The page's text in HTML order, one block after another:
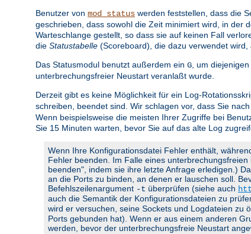
Benutzer von mod_status werden feststellen, dass die
geschrieben, dass sowohl die Zeit minimiert wird, in der
Warteschlange gestellt, so dass sie auf keinen Fall
die Statustabelle (Scoreboard), die dazu verwendet
Das Statusmodul benutzt außerdem ein G, um
unterbrechungsfreier Neustart veranlaßt wurde.
Derzeit gibt es keine Möglichkeit für ein Log-
schreiben, beendet sind. Wir schlagen vor, dass Sie
Wenn beispielsweise die meisten Ihrer Zugriffe bei
Sie 15 Minuten warten, bevor Sie auf das alte Log
Wenn Ihre Konfigurationsdatei Fehler enthält,
Fehler beenden. Im Falle eines
beenden", indem sie ihre letzte Anfrage erledigen.)
an die Ports zu binden, an denen er lauschen soll.
Befehlszeilenargument -t überprüfen (siehe auch
auch die Semantik der Konfigurationsdateien zu
wird er versuchen, seine Sockets und Logdateien zu
Ports gebunden hat). Wenn er aus einem anderen
werden, bevor der unterbrechungsfreie Neustart